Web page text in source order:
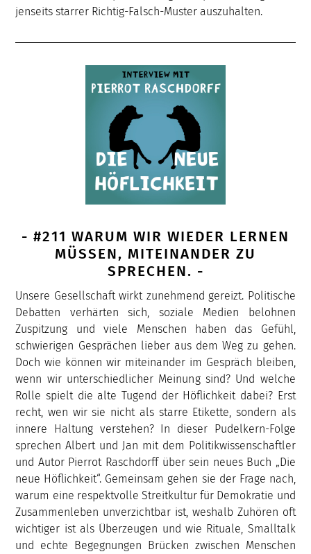
jenseits starrer Richtig-Falsch-Muster auszuhalten.
- #211 WARUM WIR WIEDER LERNEN
MÜSSEN, MITEINANDER ZU
SPRECHEN. -
Unsere Gesellschaft wirkt zunehmend gereizt. Politische
Debatten verhärten sich, soziale Medien belohnen
Zuspitzung und viele Menschen haben das Gefühl,
schwierigen Gesprächen lieber aus dem Weg zu gehen.
Doch wie können wir miteinander im Gespräch bleiben,
wenn wir unterschiedlicher Meinung sind? Und welche
Rolle spielt die alte Tugend der Höflichkeit dabei? Erst
recht, wen wir sie nicht als starre Etikette, sondern als
innere Haltung verstehen? In dieser Pudelkern-Folge
sprechen Albert und Jan mit dem Politikwissenschaftler
und Autor Pierrot Raschdorff über sein neues Buch „Die
neue Höflichkeit“. Gemeinsam gehen sie der Frage nach,
warum eine respektvolle Streitkultur für Demokratie und
Zusammenleben unverzichtbar ist, weshalb Zuhören oft
wichtiger ist als Überzeugen und wie Rituale, Smalltalk
und echte Begegnungen Brücken zwischen Menschen